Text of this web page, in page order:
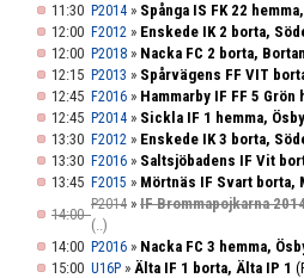
11:30 P2014 » Spånga IS FK 22
12:00 F2012 » Enskede IK 2 borta,
12:00 P2018 » Nacka FC 2 borta,
12:15 P2013 » Spårvägens FF VIT
12:45 F2016 » Hammarby IF FF 5 Grön
12:45 P2014 » Sickla IF 1 hemma,
13:30 F2012 » Enskede IK 3 borta,
13:30 F2016 » Saltsjöbadens IF Vit
13:45 F2015 » Mörtnäs IF Svart borta,
14:00
P2014 » IF Brommapojkarna
(..)
14:00 P2016 » Nacka FC 3 hemma,
15:00 U16P » Älta IF 1 borta, Älta IP 1